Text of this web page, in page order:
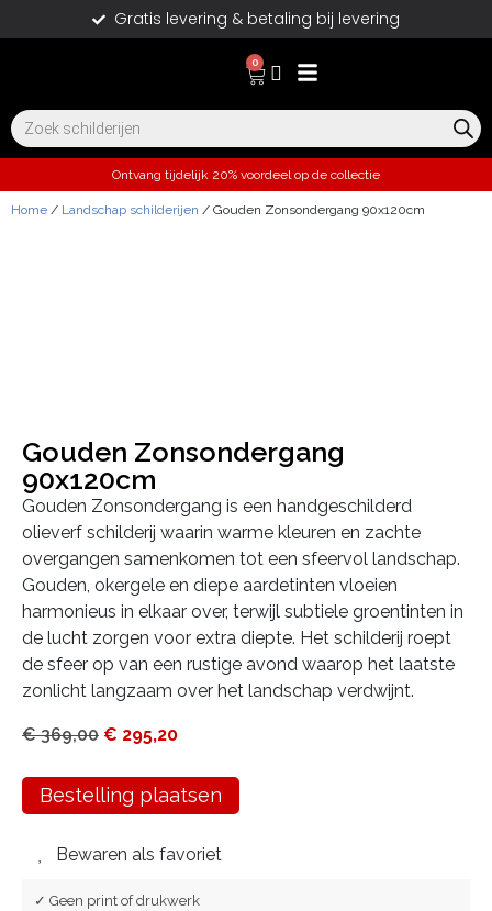
Gratis levering & betaling bij levering
0
Ontvang tijdelijk 20% voordeel op de collectie
Home / Landschap schilderijen / Gouden Zonsondergang 90x120cm
Gouden Zonsondergang
90x120cm
Gouden Zonsondergang is een handgeschilderd
olieverf schilderij waarin warme kleuren en zachte
overgangen samenkomen tot een sfeervol landschap.
Gouden, okergele en diepe aardetinten vloeien
harmonieus in elkaar over, terwijl subtiele groentinten in
de lucht zorgen voor extra diepte. Het schilderij roept
de sfeer op van een rustige avond waarop het laatste
zonlicht langzaam over het landschap verdwijnt.
€369,00 € 295,20
Bestelling plaatsen
Bewaren als favoriet
✓ Geen print of drukwerk